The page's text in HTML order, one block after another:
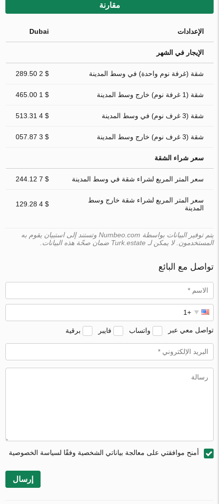
مقارنة
الإعدادات Dubai
الإيجار في الشهر
شقة (غرفة نوم واحدة) في وسط المدينة $ 2 289.50
شقة (1 غرفة نوم) خارج وسط المدينة $ 1 465.00
شقة (3 غرف نوم) في وسط المدينة $ 4 513.31
شقة (3 غرف نوم) خارج وسط المدينة $ 3 057.87
سعر شراء الشقة
سعر المتر المربع لشراء شقة في وسط المدينة $ 7 244.12
سعر المتر المربع لشراء شقة خارج وسط
المدينة
$ 4 129.28
يتم توفير البيانات بواسطة Numbeo.com وتستند إلى استبيان يقوم به
المستخدمون. لا يمكن لـ Turk.estate ضمان صحّة هذه البيانات.
تواصل مع البائع
تواصل معي عبر واتساب فايبر برقية
أمنح موافقتي على معالجة بياناتي الشخصية وفقًا لسياسة الخصوصية
إرسال